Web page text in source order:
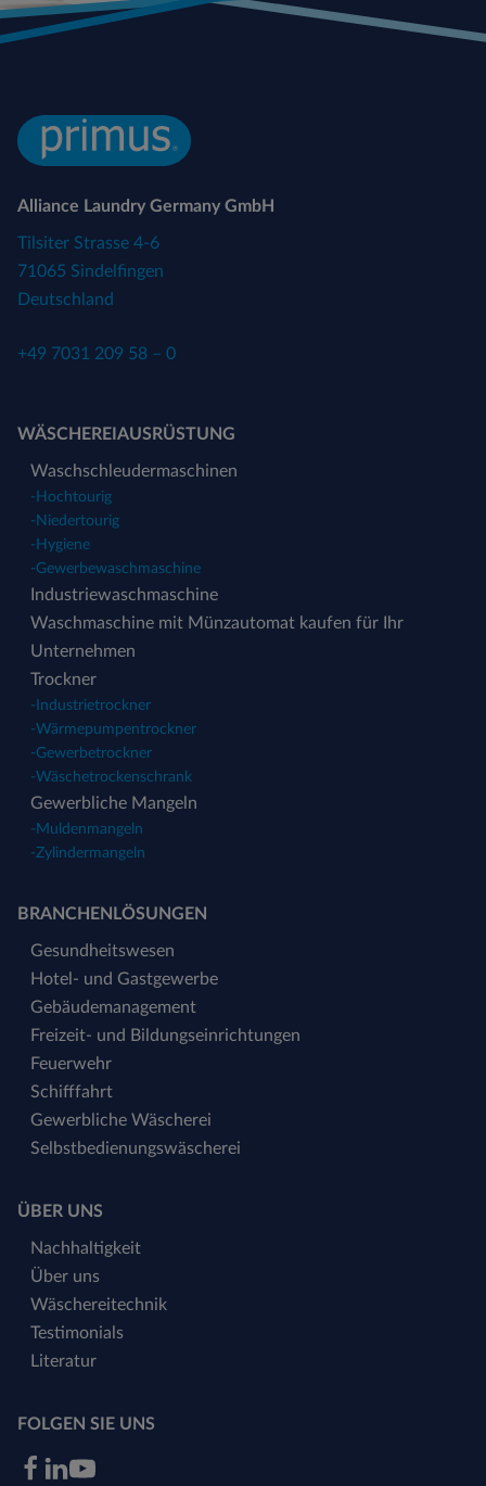
Alliance Laundry Germany GmbH
Tilsiter Strasse 4-6
71065 Sindelfingen
Deutschland
+49 7031 209 58 – 0
WÄSCHEREIAUSRÜSTUNG
Waschschleudermaschinen
- Hochtourig
- Niedertourig
- Hygiene
-Gewerbewaschmaschine
Industriewaschmaschine
Waschmaschine mit Münzautomat kaufen für Ihr
Unternehmen
Trockner
- Industrietrockner
-Wärmepumpentrockner
-Gewerbetrockner
-Wäschetrockenschrank
Gewerbliche Mangeln
- Muldenmangeln
-Zylindermangeln
BRANCHENLÖSUNGEN
Gesundheitswesen
Hotel- und Gastgewerbe
Gebäudemanagement
Freizeit- und Bildungseinrichtungen
Feuerwehr
Schifffahrt
Gewerbliche Wäscherei
Selbstbedienungswäscherei
ÜBER UNS
Nachhaltigkeit
Über uns
Wäschereitechnik
Testimonials
Literatur
FOLGEN SIE UNS